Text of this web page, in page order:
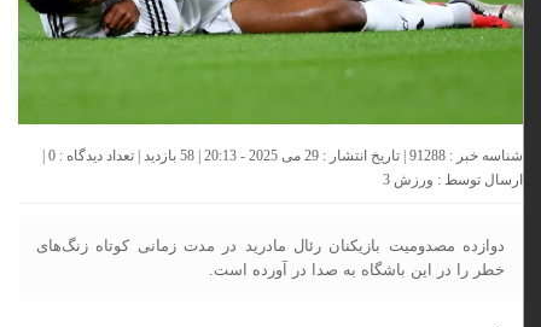
شناسه خبر : 91288 | تاریخ انتشار : 29 می 2025 - 20:13 | 58 بازدید | تعداد دیدگاه : 0
|
ارسال توسط :ورزش 3
دوازده مصدومیت بازیکنان رئال مادرید در مدت زمانی کوتاه زنگ‌های
‏خطر را در این باشگاه به صدا در آورده است. ‏